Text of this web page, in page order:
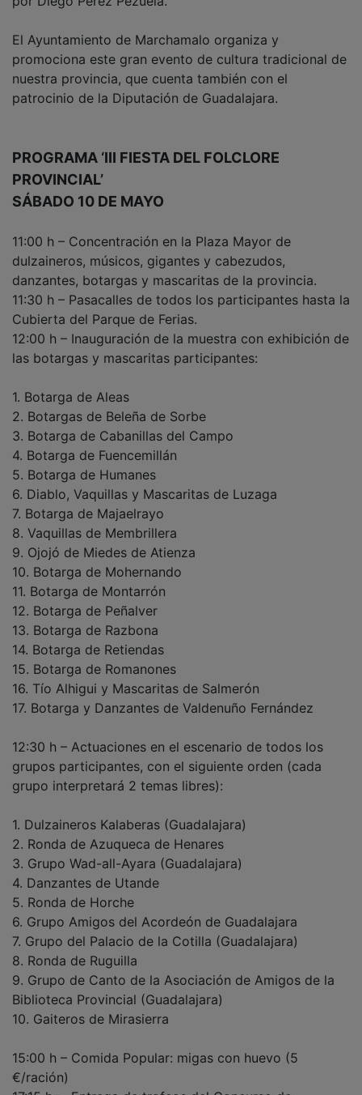
promociona este gran evento de cultura tradicional de
nuestra provincia, que cuenta también con el
patrocinio de la Diputación de Guadalajara.
PROVINCIAL’
SÁBADO 10 DE MAYO
dulzaineros, músicos, gigantes y cabezudos,
danzantes, botargas y mascaritas de la provincia.
11:30 h – Pasacalles de todos los participantes hasta la
Cubierta del Parque de Ferias.
12:00 h – Inauguración de la muestra con exhibición de
las botargas y mascaritas participantes:
2. Botargas de Beleña de Sorbe
3. Botarga de Cabanillas del Campo
4. Botarga de Fuencemillán
5. Botarga de Humanes
6. Diablo, Vaquillas y Mascaritas de Luzaga
7. Botarga de Majaelrayo
8. Vaquillas de Membrillera
9. Ojojó de Miedes de Atienza
10. Botarga de Mohernando
11. Botarga de Montarrón
12. Botarga de Peñalver
13. Botarga de Razbona
14. Botarga de Retiendas
15. Botarga de Romanones
16. Tío Alhigui y Mascaritas de Salmerón
17. Botarga y Danzantes de Valdenuño Fernández
grupos participantes, con el siguiente orden (cada
grupo interpretará 2 temas libres):
2. Ronda de Azuqueca de Henares
3. Grupo Wad-all-Ayara (Guadalajara)
4. Danzantes de Utande
5. Ronda de Horche
6. Grupo Amigos del Acordeón de Guadalajara
7. Grupo del Palacio de la Cotilla (Guadalajara)
8. Ronda de Ruguilla
9. Grupo de Canto de la Asociación de Amigos de la
Biblioteca Provincial (Guadalajara)
10. Gaiteros de Mirasierra
€/ración)
17:15 h – Entrega de trofeos del Concurso de